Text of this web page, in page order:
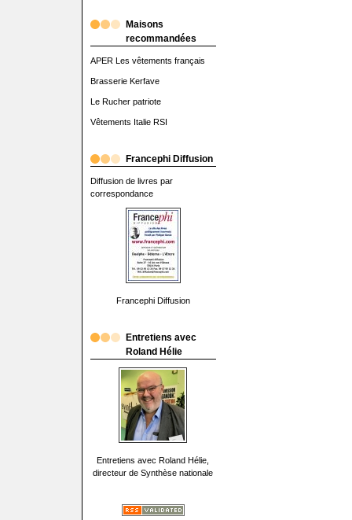
Maisons
recommandées
APER Les vêtements français
Brasserie Kerfave
Le Rucher patriote
Vêtements Italie RSI
Francephi Diffusion
Diffusion de livres par
correspondance
Francephi Diffusion
Entretiens avec
Roland Hélie
Entretiens avec Roland Hélie,
directeur de Synthèse nationale